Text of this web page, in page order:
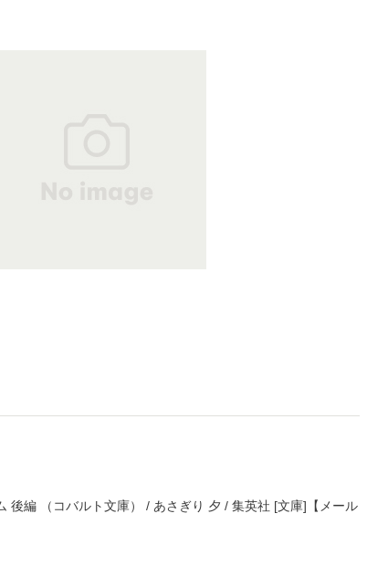
後編 （コバルト文庫） / あさぎり 夕 / 集英社 [文庫]【メール